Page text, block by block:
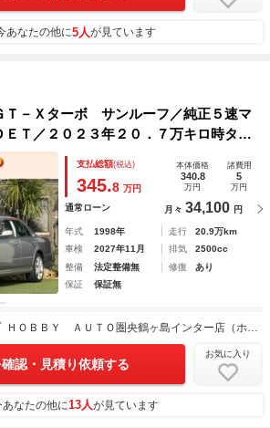
あなたの他に5人が見ています
－Ｘターボ サンルーフ／純正５速マ
ＥＴ／２０２３年２０．７万キロ時タイ
／ツインカム２４バルブ ＮＥＯ６エン
正アルミホイール／キセノンライト／
支払総額(税込)
345.8 万円
本体価格
340.8
万円
諸費用
5
万円
通常ローン 月々 34,100 円
年式 1998年 走行
20.9万km
車検
2027年11月 排気
2500cc
整備
法定整備無 修復
あり
保証
保証無
ＨＯＢＢＹ ＡＵＴＯ圏央鶴ヶ島インター店（ホビーオート）
認・見積り依頼する
お気に入り
あなたの他に13人が見ています